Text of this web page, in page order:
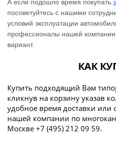
А если подошло время покупать
посоветуйтесь с нашими
условий эксплуатации
профессионалы нашей
вариант.
КАК
Купить подходящий Вам
кликнув на корзину указав
удобное время доставки или
нашей компании по
Москве +7 (495) 212 09 59.